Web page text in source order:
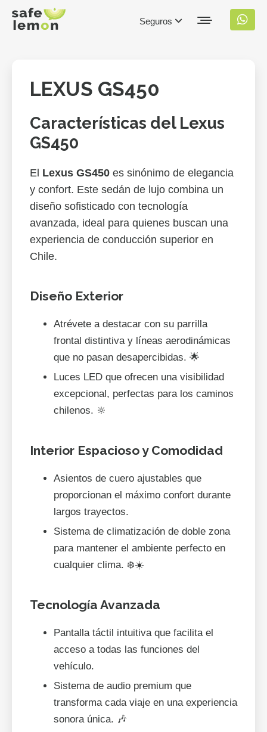
Seguros
LEXUS GS450
Características del Lexus
GS450
El Lexus GS450 es sinónimo de elegancia
y confort. Este sedán de lujo combina un
diseño sofisticado con tecnología
avanzada, ideal para quienes buscan una
experiencia de conducción superior en
Chile.
Diseño Exterior
Atrévete a destacar con su parrilla
frontal distintiva y líneas aerodinámicas
que no pasan desapercibidas. 🌟
Luces LED que ofrecen una visibilidad
excepcional, perfectas para los caminos
chilenos. 🔆
Interior Espacioso y Comodidad
Asientos de cuero ajustables que
proporcionan el máximo confort durante
largos trayectos.
Sistema de climatización de doble zona
para mantener el ambiente perfecto en
cualquier clima. ❄️☀️
Tecnología Avanzada
Pantalla táctil intuitiva que facilita el
acceso a todas las funciones del
vehículo.
Sistema de audio premium que
transforma cada viaje en una experiencia
sonora única. 🎶